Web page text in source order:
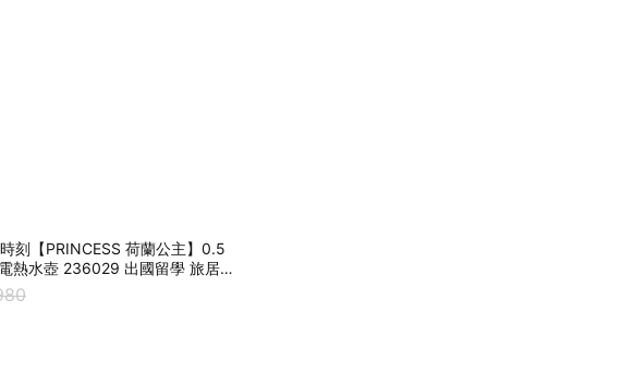
刻【PRINCESS 荷蘭公主】0.5
熱水壺 236029 出國留學 旅居
壓 快速煮沸 自動斷電 輕鬆安全
泡